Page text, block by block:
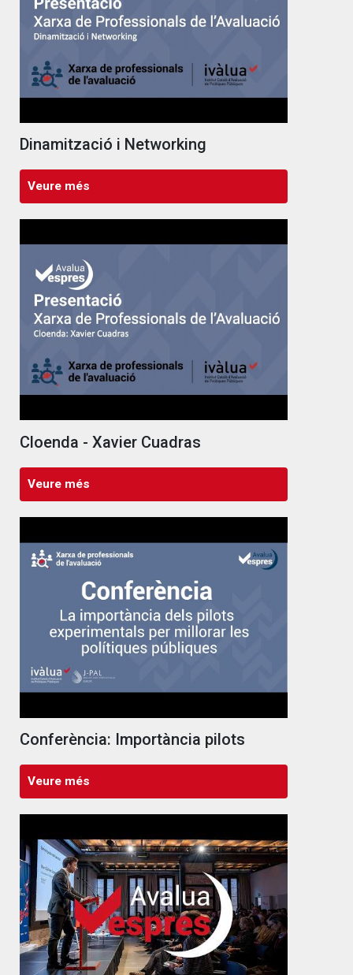
Dinamització i Networking
Veure més
Cloenda - Xavier Cuadras
Veure més
Conferència: Importància pilots
Veure més